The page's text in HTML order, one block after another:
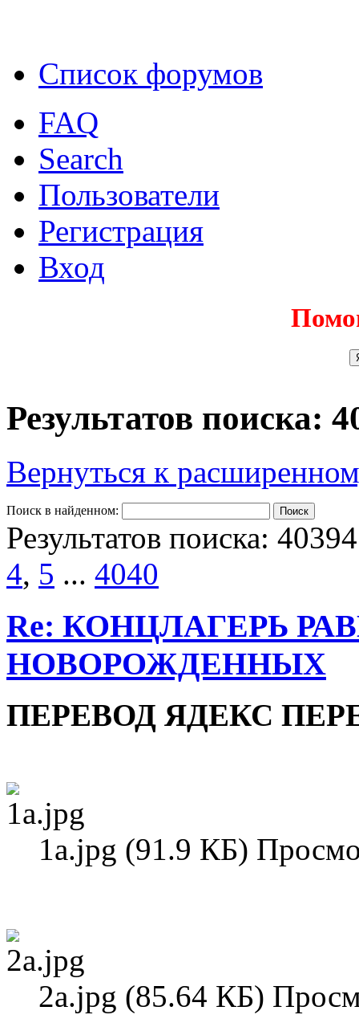
Список форумов
FAQ
Search
Пользователи
Регистрация
Вход
Результатов поиска:
Вернуться к
Поиск в найденном:
Результатов поиска:
4, 5 ... 4040
Re: КОНЦЛАГЕРЬ
НОВОРОЖДЕННЫХ
ПЕРЕВОД ЯДЕКС
1а.jpg (91.9 КБ)
2а.jpg (85.64 КБ)